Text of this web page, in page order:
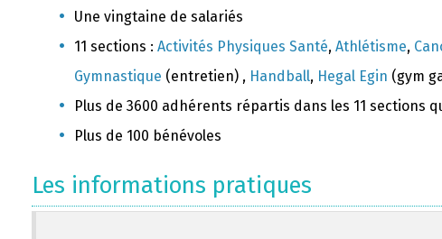
Une vingtaine de salariés
11 sections : Activités Physiques Santé, Athlétisme,
Gymnastique (entretien) , Handball, Hegal Egin (gym
Plus de 3600 adhérents répartis dans les 11 sections
Plus de 100 bénévoles
Les informations pratiques